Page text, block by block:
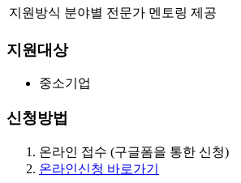
지원방식 분야별 전문가 멘토링 제공
지원대상
중소기업
신청방법
온라인 접수 (구글폼을 통한 신청)
온라인신청 바로가기